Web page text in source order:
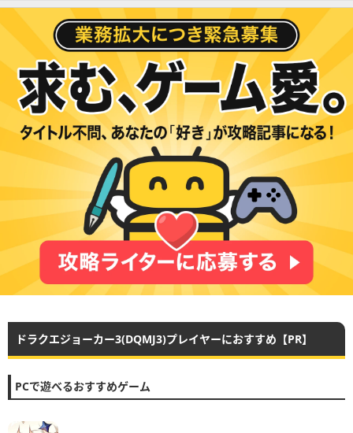
ドラクエジョーカー3(DQMJ3)プレイヤーにおすすめ【PR】
PCで遊べるおすすめゲーム